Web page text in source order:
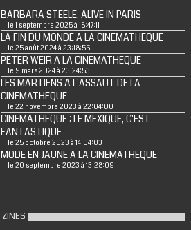
BARBARA STEELE, ALIVE IN PARIS
le 1 septembre 2025 à 18:47:11
LA FIN DU MONDE A LA CINEMATHEQUE
le 25 août 2024 à 23:18:55
PETER WEIR A LA CINEMATHEQUE
le 9 mars 2024 à 23:24:53
LES MARTIENS A L'ASSAUT DE LA
CINEMATHEQUE
le 22 novembre 2023 à 22:04:00
CINEMATHEQUE : LE MEXIQUE, C'EST
FANTASTIQUE
le 25 octobre 2023 à 14:04:03
MODE EN JAUNE A LA CINEMATHEQUE
le 20 septembre 2023 à 13:28:09
ZINES